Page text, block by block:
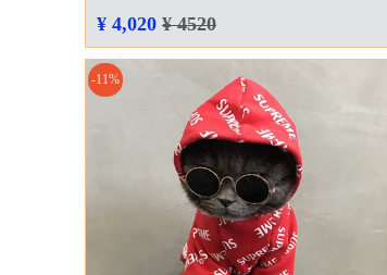
ド 猫服 可愛い 防寒 抜け毛防止 オシャレ ペ
ット服 人気
¥ 4,020 ¥ 4520
-11%